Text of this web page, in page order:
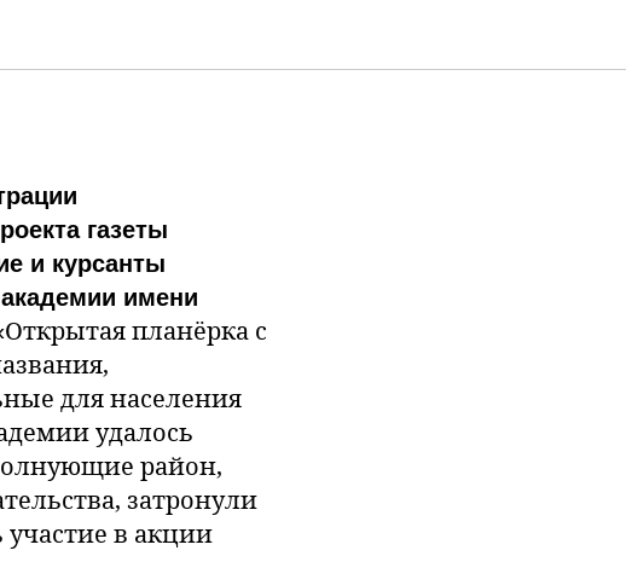
газеты
и курсанты
имени
планёрка с
для населения
удалось
район,
затронули
в акции